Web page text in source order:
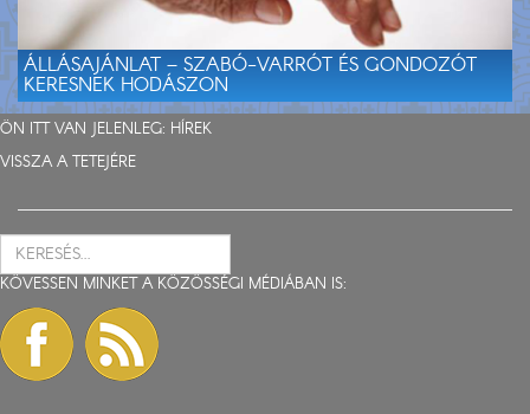
ÁLLÁSAJÁNLAT – SZABÓ-VARRÓT ÉS GONDOZÓT
KERESNEK HODÁSZON
ÖN ITT VAN JELENLEG: HÍREK
VISSZA A TETEJÉRE
KÖVESSEN MINKET A KÖZÖSSÉGI MÉDIÁBAN IS: